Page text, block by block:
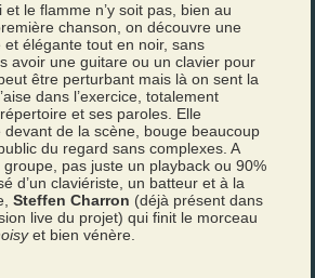
le flamme n’y soit pas, bien au
chanson, on découvre une
élégante tout en noir, sans
avoir une guitare ou un clavier pour
être perturbant mais là on sent la
dans l’exercice, totalement
et ses paroles. Elle
devant de la scène, bouge beaucoup
du regard sans complexes. A
pas juste un playback ou 90%
d’un claviériste, un batteur et à la
Steffen Charron (déjà présent dans
live du projet) qui finit le morceau
et bien vénère.